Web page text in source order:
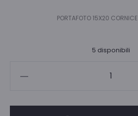
PORTAFOTO 15X20
5 disponibili